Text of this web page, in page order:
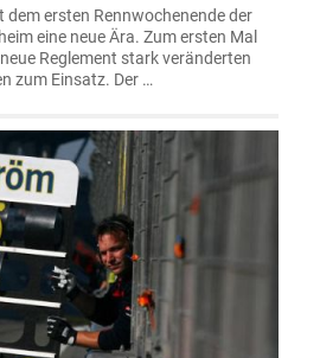
dem ersten Rennwochenende der
eine neue Ära. Zum ersten Mal
Reglement stark veränderten
zum Einsatz. Der …